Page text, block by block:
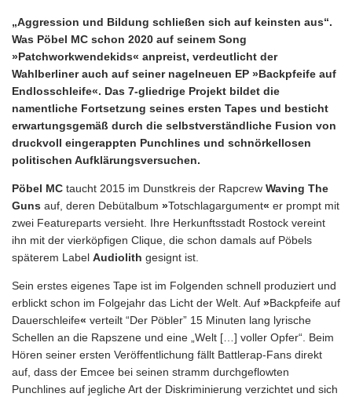
„Aggression und Bildung schließen sich auf keinsten aus“.
Was Pöbel MC schon 2020 auf seinem Song
»Patchworkwendekids« anpreist, verdeutlicht der
Wahlberliner auch auf seiner nagelneuen EP »Backpfeife auf
Endlosschleife«. Das 7-gliedrige Projekt bildet die
namentliche Fortsetzung seines ersten Tapes und besticht
erwartungsgemäß durch die selbstverständliche Fusion von
druckvoll eingerappten Punchlines und schnörkellosen
politischen Aufklärungsversuchen.
Pöbel MC taucht 2015 im Dunstkreis der Rapcrew Waving The
Guns auf, deren Debütalbum »Totschlagargument« er prompt mit
zwei Featureparts versieht. Ihre Herkunftsstadt Rostock vereint
ihn mit der vierköpfigen Clique, die schon damals auf Pöbels
späterem Label Audiolith gesignt ist.
Sein erstes eigenes Tape ist im Folgenden schnell produziert und
erblickt schon im Folgejahr das Licht der Welt. Auf »Backpfeife auf
Dauerschleife« verteilt “Der Pöbler” 15 Minuten lang lyrische
Schellen an die Rapszene und eine „Welt […] voller Opfer“. Beim
Hören seiner ersten Veröffentlichung fällt Battlerap-Fans direkt
auf, dass der Emcee bei seinen stramm durchgeflowten
Punchlines auf jegliche Art der Diskriminierung verzichtet und sich